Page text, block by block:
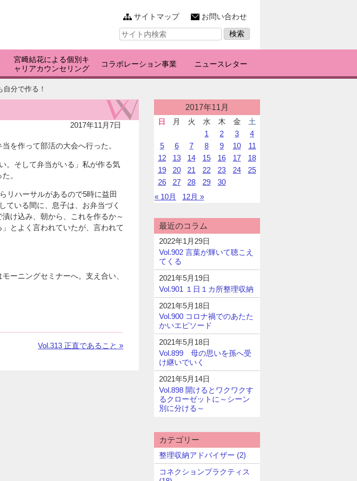
サイトマップ
お問い合わせ
サ
イ
検
索:
宮﨑結花による個別キ
ャリアカウンセリング
コラボレーション事業 ニュースレター
分で作る！
2017年11月7日
を作って部活の大会へ行った。
。そして弁当がいる」私が作る気
。
リハーサルがあるので5時に益田
ている間に、息子は、お弁当づく
け込み、朝から、これを作るか～
とよく言われていたが、言われて
ーニングセミナーへ。支え合い、
次
Vol.313 正直であること »
稿
カ
ン
ダ
2017年11月
日
月 火 水 木 金
土
1
2 3
4
5
6 7 8 9 10
11
12
13 14 15 16 17
18
19
20 21 22 23 24
25
26
27 28 29
30
« 10月
12月 »
最近のコラム
2022年1月29日
Vol.902 言葉が輝いて聴こえ
てくる
2021年5月19日
Vol.901 １日１カ所整理収納
2021年5月18日
Vol.900 コロナ禍でのあたた
かいエピソード
2021年5月18日
Vol.899 母の思いを孫へ受
け継いでいく
2021年5月14日
Vol.898 開けるとワクワクす
るクローゼットに～シーン
別に分ける～
カテゴリー
整理収納アドバイザー (2)
コネクションプラクティス